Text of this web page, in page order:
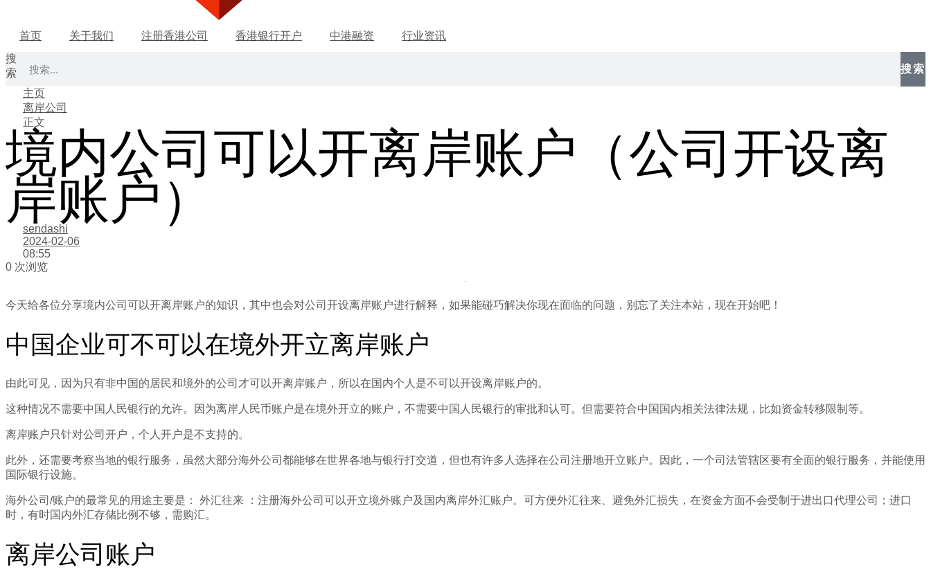
首页 关于我们 注册香港公司 香港银行开户 中港融资
行业资讯
搜
索
搜索
主页
离岸公司
正文
境内公司可以开离岸账户（公司开设离
岸账户）
sendashi
2024-02-06
08:55
0 次浏览
今天给各位分享境内公司可以开离岸账户的知识，其中也会对公司开设离岸账户进行解释，如果能碰巧解决你现在面临的问题，别忘了关注本站，现在开始吧！
中国企业可不可以在境外开立离岸账户
由此可见，因为只有非中国的居民和境外的公司才可以开离岸账户，所以在国内个人是不可以开设离岸账户的。
这种情况不需要中国人民银行的允许。因为离岸人民币账户是在境外开立的账户，不需要中国人民银行的审批和认可。但需要符合中国国内相关法律法规，比如资金转移限制等。
离岸账户只针对公司开户，个人开户是不支持的。
此外，还需要考察当地的银行服务，虽然大部分海外公司都能够在世界各地与银行打交道，但也有许多人选择在公司注册地开立账户。因此，一个司法管辖区要有全面的银行服务，并能使用
国际银行设施。
海外公司/账户的最常见的用途主要是： 外汇往来 ：注册海外公司可以开立境外账户及国内离岸外汇账户。可方便外汇往来、避免外汇损失，在资金方面不会受制于进出口代理公司；进口
时，有时国内外汇存储比例不够，需购汇。
离岸公司账户